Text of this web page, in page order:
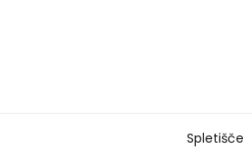
Spletišče